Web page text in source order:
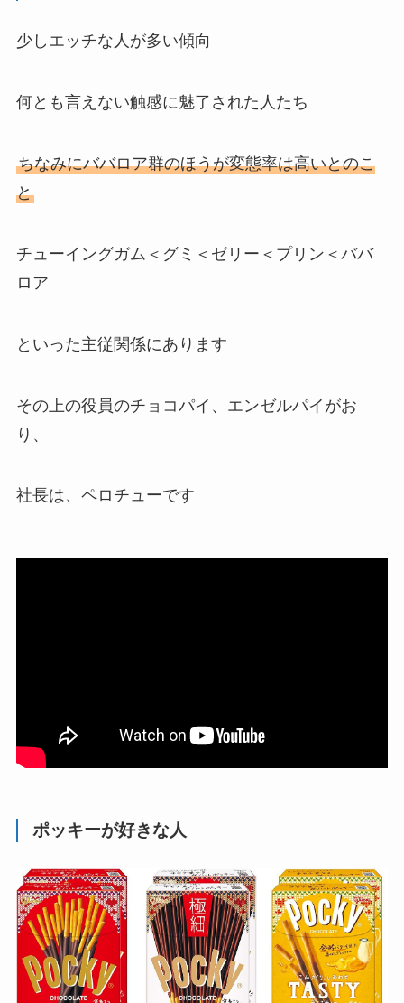
少し エッチな人が多い傾向
何とも言えない触感に魅了された人たち
ちなみにババロア群のほうが変態率は高いとのこ
と
チューイングガム＜グミ＜ゼリー＜プリン＜ババ
ロア
といった主従関係にあります
その上の役員のチョコパイ、エンゼルパイがお
り、
社長は、 ペロチューです
ポッキーが好きな人